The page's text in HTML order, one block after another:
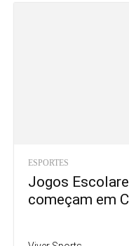
ESPORTES
Jogos
começam em